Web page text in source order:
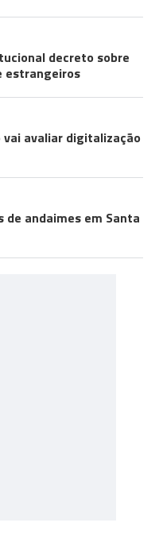
decreto sobre
estrangeiros
vai avaliar digitalização
de andaimes em Santa